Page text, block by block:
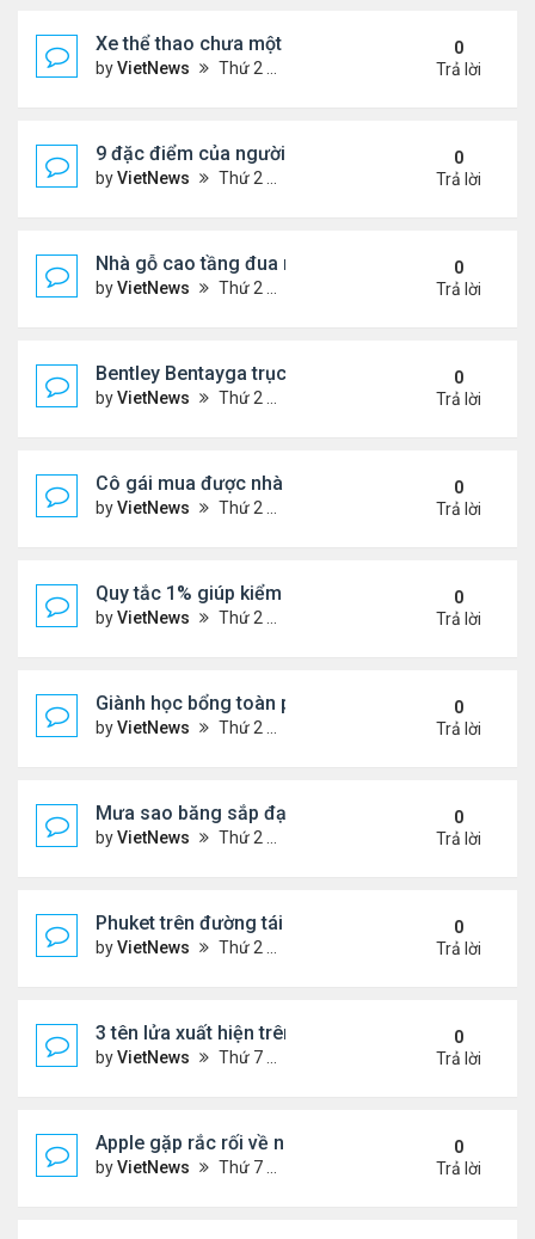
Xe thể thao chưa một lần chạy ngoài đường có
byVietNews Thứ 2 Tháng 5 02, 2022 4:33 pm
0
Trả lời
9 đặc điểm của người khó gây dựng cơ đồ
byVietNews Thứ 2 Tháng 5 02, 2022 4:31 pm
0
Trả lời
Nhà gỗ cao tầng đua nhau mọc lên ở bán đảo
byVietNews Thứ 2 Tháng 5 02, 2022 4:29 pm
0
Trả lời
Bentley Bentayga trục cơ sở dài lộ diện
byVietNews Thứ 2 Tháng 5 02, 2022 4:27 pm
0
Trả lời
Cô gái mua được nhà nhờ 4 năm hà tiện
byVietNews Thứ 2 Tháng 5 02, 2022 4:25 pm
0
Trả lời
Quy tắc 1% giúp kiểm soát chi tiêu bốc đồng
byVietNews Thứ 2 Tháng 5 02, 2022 4:19 pm
0
Trả lời
Giành học bổng toàn phần của Đại học Harvard
byVietNews Thứ 2 Tháng 5 02, 2022 4:18 pm
0
Trả lời
Mưa sao băng sắp đạt cực đại 50 vệt sáng mỗi
byVietNews Thứ 2 Tháng 5 02, 2022 4:09 pm
0
Trả lời
Phuket trên đường tái sinh
byVietNews Thứ 2 Tháng 5 02, 2022 3:40 pm
0
Trả lời
3 tên lửa xuất hiện trên bệ phóng NASA cùng lúc
byVietNews Thứ 7 Tháng 4 30, 2022 10:55 am
0
Trả lời
Apple gặp rắc rối về nguồn cung
byVietNews Thứ 7 Tháng 4 30, 2022 10:52 am
0
Trả lời